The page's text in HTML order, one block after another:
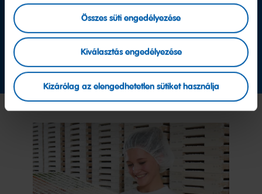
Összes süti engedélyezése
Kiválasztás engedélyezése
Kizárólag az elengedhetetlen sütiket használja
Ügyfélszolgálat
Vegye fel velünk a kapcsolatot!